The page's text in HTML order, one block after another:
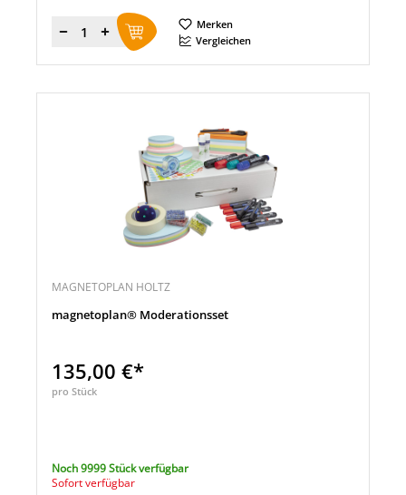
Menge
Merken
Vergleichen
MAGNETOPLAN HOLTZ
magnetoplan® Moderationsset
135,00 €*
pro Stück
Noch 9999 Stück verfügbar
Sofort verfügbar